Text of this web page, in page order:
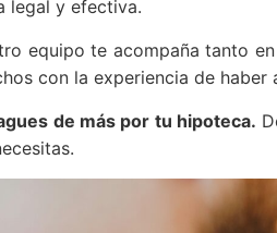
legal y efectiva.
equipo te acompaña tanto
con la experiencia de
de más por tu hipoteca.